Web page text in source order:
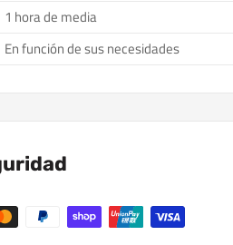
1 hora de media
En función de sus necesidades